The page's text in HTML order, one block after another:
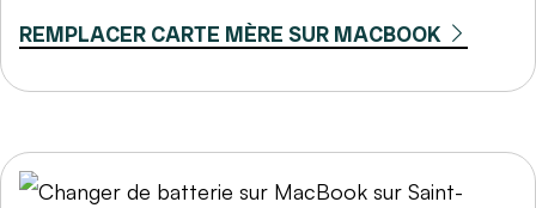
REMPLACER CARTE MÈRE SUR MACBOOK